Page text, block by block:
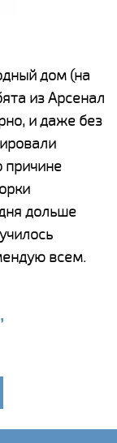
дом (на
из Арсенал
и даже без
дольше
всем.